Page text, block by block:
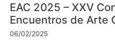
EAC 2025 – XXV
Encuentros de Arte
06/02/2025